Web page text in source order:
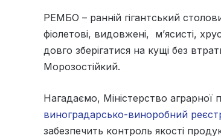
РЕМБО – ранній гігантський
фіолетові, видовжені, м’ясисті,
довго зберігатися на кущі без
Морозостійкий.
Нагадаємо, Міністерство аграрної
виноградарсько-виноробний
забезпечить контроль якості